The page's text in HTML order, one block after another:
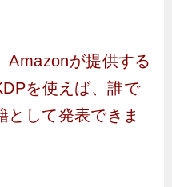
Amazonが提供する
を使えば、誰で
として発表できま